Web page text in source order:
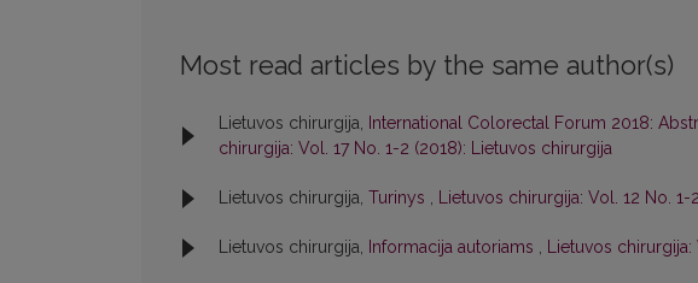
Most read articles by the same author(s)
Lietuvos chirurgija, International Colorectal Forum 2018:
chirurgija: Vol. 17 No. 1-2 (2018): Lietuvos chirurgija
Lietuvos chirurgija, Turinys , Lietuvos chirurgija: Vol. 12 No.
Lietuvos chirurgija, Informacija autoriams , Lietuvos chirurgija: